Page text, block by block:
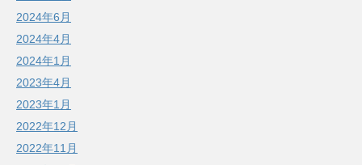
2024年6月
2024年4月
2024年1月
2023年4月
2023年1月
2022年12月
2022年11月